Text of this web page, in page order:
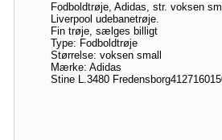
Fodboldtrøje, Adidas, str. voksen
Liverpool udebanetrøje.
Fin trøje, sælges billigt
Type: Fodboldtrøje
Størrelse: voksen small
Mærke: Adidas
Stine L.3480 Fredensborg41271601